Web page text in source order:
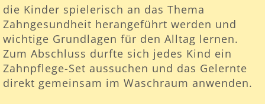
die Kinder spielerisch an das Thema
Zahngesundheit herangeführt werden und
wichtige Grundlagen für den Alltag lernen.
Zum Abschluss durfte sich jedes Kind ein
Zahnpflege-Set aussuchen und das Gelernte
direkt gemeinsam im Waschraum anwenden.